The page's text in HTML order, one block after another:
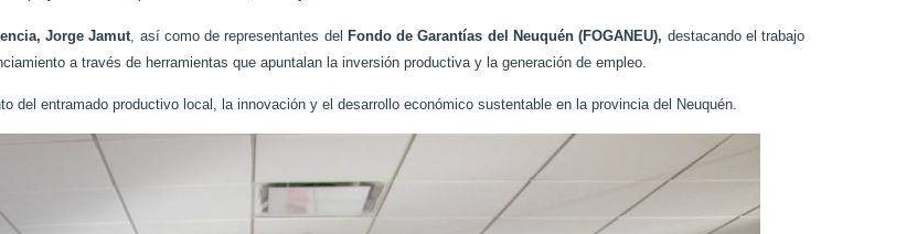
,Jorge Jamut , así como de representantes del Fondo de Garantías del Neuquén (FOGANEU), destacando el trabajo
a través de herramientas que apuntalan la inversión productiva y la generación de empleo.
del entramado productivo local, la innovación y el desarrollo económico sustentable en la provincia del Neuquén.